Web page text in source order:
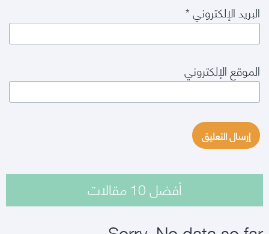
البريد الإلكتروني*
الموقع الإلكتروني
أفضل 10 مقالات